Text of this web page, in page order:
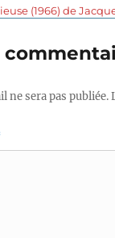
(1966) de
ne sera pas publiée.